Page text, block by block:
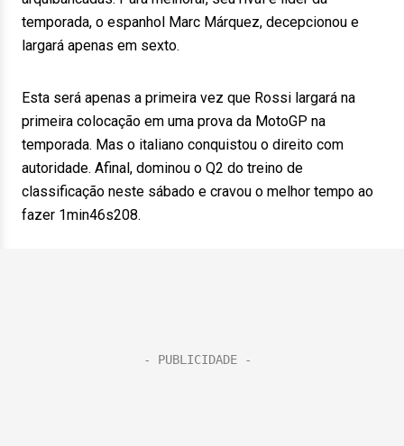
temporada, o espanhol Marc Márquez, decepcionou e
largará apenas em sexto.
Esta será apenas a primeira vez que Rossi largará na
primeira colocação em uma prova da MotoGP na
temporada. Mas o italiano conquistou o direito com
autoridade. Afinal, dominou o Q2 do treino de
classificação neste sábado e cravou o melhor tempo ao
fazer 1min46s208.